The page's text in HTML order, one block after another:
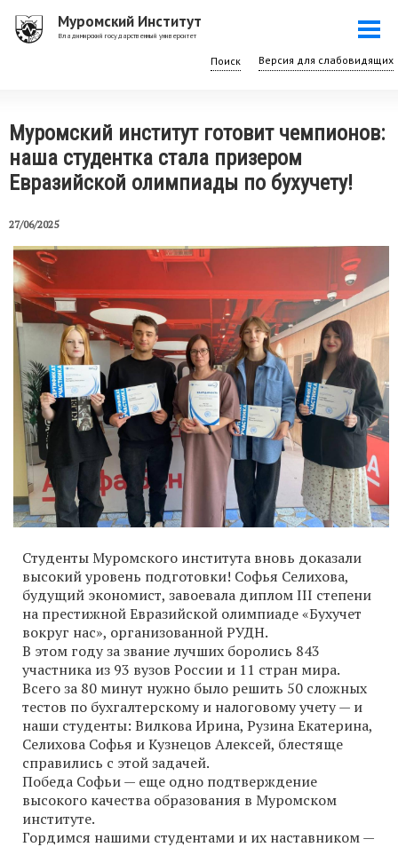
Перейти
Муромский Институт
Владимирский государственный университет
Поиск
Муромский институт готовит чемпионов:
наша студентка стала призером
Евразийской олимпиады по бухучету!
27/06/2025
Студенты Муромского института вновь доказали
высокий уровень подготовки! Софья Селихова,
будущий экономист, завоевала диплом III степени
на престижной Евразийской олимпиаде «Бухучет
вокруг нас», организованной РУДН.
В этом году за звание лучших боролись 843
участника из 93 вузов России и 11 стран мира.
Всего за 80 минут нужно было решить 50 сложных
тестов по бухгалтерскому и налоговому учету — и
наши студенты: Вилкова Ирина, Рузина Екатерина,
Селихова Софья и Кузнецов Алексей, блестяще
справились с этой задачей.
Победа Софьи — еще одно подтверждение
высокого качества образования в Муромском
институте.
Гордимся нашими студентами и их наставником —